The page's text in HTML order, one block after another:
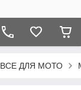
ВСЕ ДЛЯ МОТО